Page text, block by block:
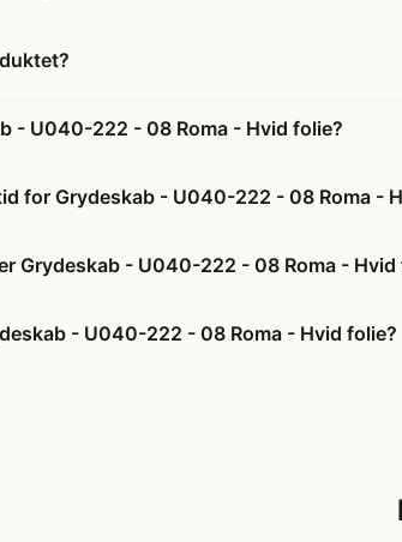
- U040-222 - 08 Roma - Hvid folie?
for Grydeskab - U040-222 - 08 Roma -
Grydeskab - U040-222 - 08 Roma - Hvid
- U040-222 - 08 Roma - Hvid folie?